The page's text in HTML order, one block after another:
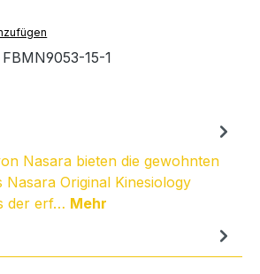
FBMN9053-15-1
Nasara bieten die gewohnten
Nasara Original Kinesiology
der erf… Mehr